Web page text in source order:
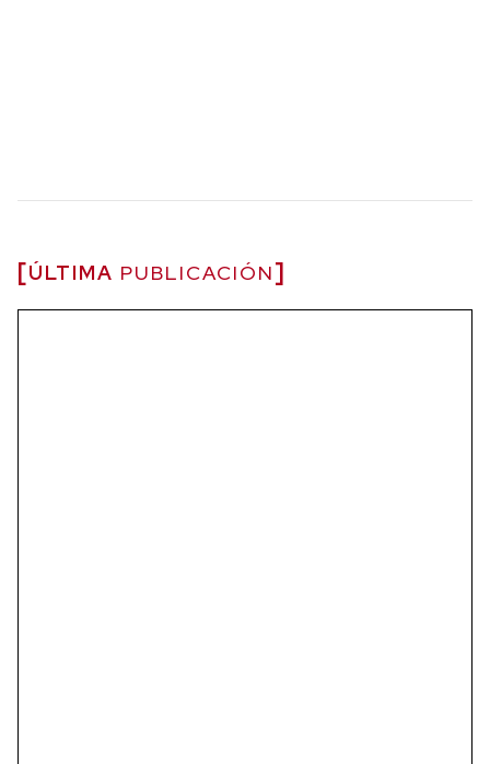
ÚLTIMA PUBLICACIÓN